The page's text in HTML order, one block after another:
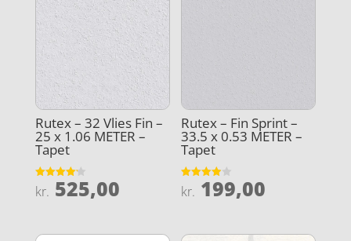
Rutex – 32 Vlies Fin –
25 x 1.06 METER –
Tapet
Vurderet
4.2
kr. 525,00
Rutex – Fin Sprint –
33.5 x 0.53 METER –
Tapet
Vurderet
3.9
kr. 199,00